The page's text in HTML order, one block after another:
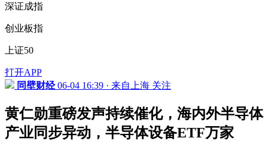
深证成指
创业板指
上证50
打开APP
同壁财经 06-04 16:39 · 来自上海 关注
黄仁勋重磅发声持续催化，海内外半导体
产业同步异动，半导体设备ETF万家